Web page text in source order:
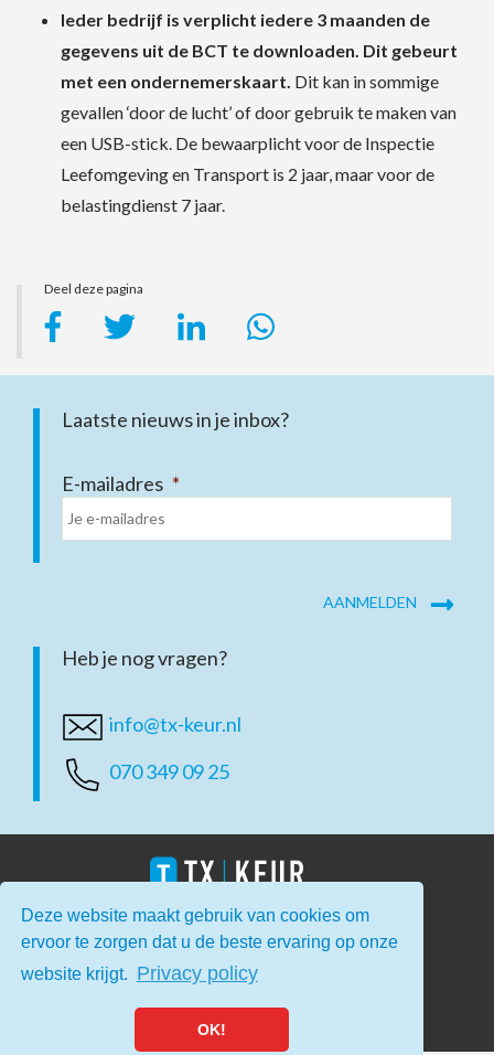
Deze website maakt gebruik van cookies om
ervoor te zorgen dat u de beste ervaring op onze
website krijgt. Privacy policy
OK!
Ieder bedrijf is verplicht iedere 3 maanden de
gegevens uit de BCT te downloaden. Dit gebeurt
met een ondernemerskaart. Dit kan in sommige
gevallen ‘door de lucht’ of door gebruik te maken van
een USB-stick. De bewaarplicht voor de Inspectie
Leefomgeving en Transport is 2 jaar, maar voor de
belastingdienst 7 jaar.
Deel deze pagina
Laatste nieuws in je inbox?
E-mailadres *
Heb je nog vragen?
info@tx-keur.nl
070 349 09 25
Home Contact Privacy
© Copyright 2026